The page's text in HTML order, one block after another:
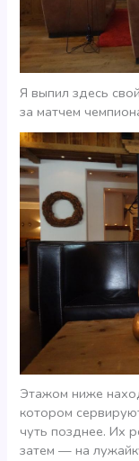
Я выпил здесь
за матчем
Этажом ниже
котором
чуть позднее. Их
затем — на